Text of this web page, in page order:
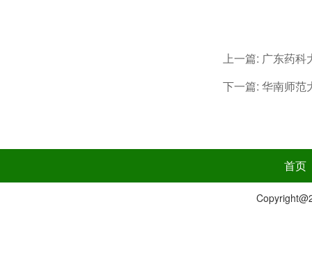
上一篇: 广东药科
下一篇: 华南师范
首页